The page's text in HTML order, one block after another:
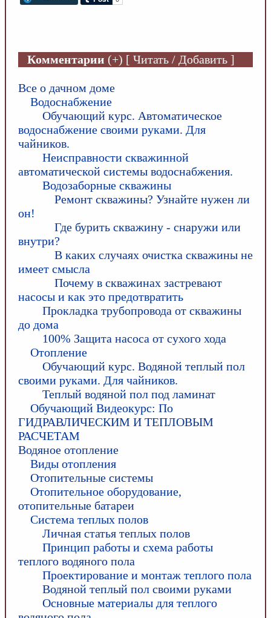
Комментарии (+) [ Читать / Добавить ]
Все о дачном доме
Водоснабжение
Обучающий курс. Автоматическое
водоснабжение своими руками. Для
чайников.
Неисправности скважинной
автоматической системы водоснабжения.
Водозаборные скважины
Ремонт скважины? Узнайте нужен ли
он!
Где бурить скважину - снаружи или
внутри?
В каких случаях очистка скважины не
имеет смысла
Почему в скважинах застревают
насосы и как это предотвратить
Прокладка трубопровода от скважины
до дома
100% Защита насоса от сухого хода
Отопление
Обучающий курс. Водяной теплый пол
своими руками. Для чайников.
Теплый водяной пол под ламинат
Обучающий Видеокурс: По
ГИДРАВЛИЧЕСКИМ И ТЕПЛОВЫМ
РАСЧЕТАМ
Водяное отопление
Виды отопления
Отопительные системы
Отопительное оборудование,
отопительные батареи
Система теплых полов
Личная статья теплых полов
Принцип работы и схема работы
теплого водяного пола
Проектирование и монтаж теплого пола
Водяной теплый пол своими руками
Основные материалы для теплого